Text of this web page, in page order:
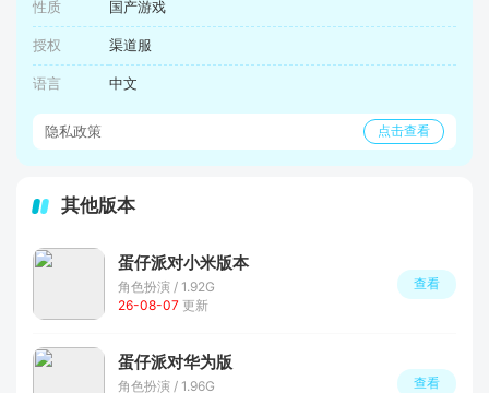
性质 国产游戏
授权 渠道服
语言 中文
隐私政策 点击查看
其他版本
蛋仔派对小米版本
角色扮演 / 1.92G
26-08-07 更新
查看
蛋仔派对华为版
角色扮演 / 1.96G
查看